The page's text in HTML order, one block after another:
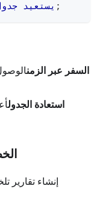
يستعيد ;
السفر عبر الزمن
استعادة الجدول
الخطوة 9:
إنشاء تقارير